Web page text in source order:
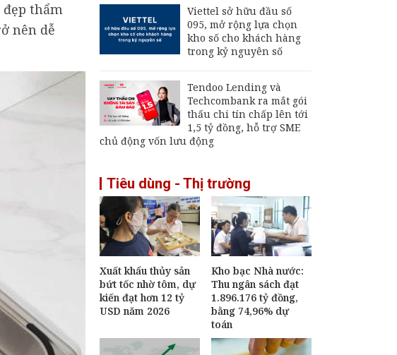
thẩm
nên dễ
Giá vàng hôm nay 2/8:
Quay đầu giảm
nay, 6/8: Biến động
trái chiều do kỳ vọng
nối lại vận tải qua eo
biển Hormuz
Viettel sở hữu đầu số
095, mở rộng lựa chọn
kho số cho khách hàng
trong kỷ nguyên số
Tendoo Lending và
Techcombank ra mắt gói
thấu chi tín chấp lên tới
1,5 tỷ đồng, hỗ trợ SME
chủ động vốn lưu động
Tiêu dùng - Thị trường
Xuất khẩu thủy sản
bứt tốc nhờ tôm, dự
kiến đạt hơn 12 tỷ
USD năm 2026
Kho bạc Nhà nước:
Thu ngân sách đạt
1.896.176 tỷ đồng,
bằng 74,96% dự
toán